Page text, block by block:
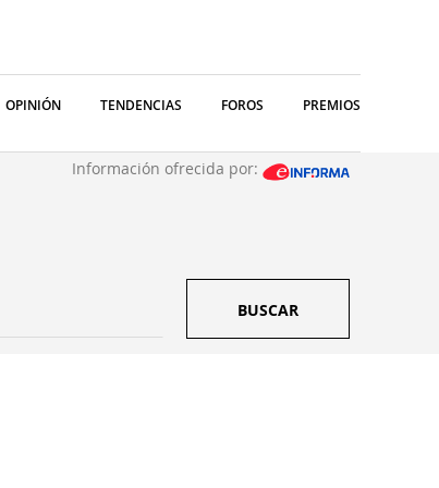
OPINIÓN TENDENCIAS FOROS PREMIOS
Información ofrecida por:
BUSCAR